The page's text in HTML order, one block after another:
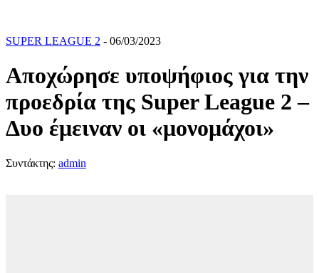
SUPER LEAGUE 2 - 06/03/2023
Αποχώρησε υποψήφιος για την
προεδρία της Super League 2 –
Δυο έμειναν οι «μονομάχοι»
Συντάκτης: admin